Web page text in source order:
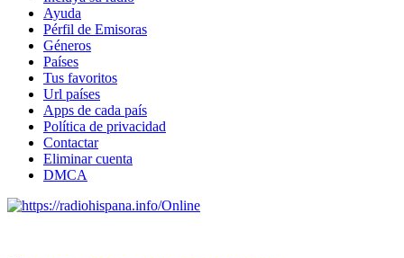
Ayuda
Pérfil de Emisoras
Géneros
Países
Tus favoritos
Url países
Apps de cada país
Política de privacidad
Contactar
Eliminar cuenta
DMCA
Online